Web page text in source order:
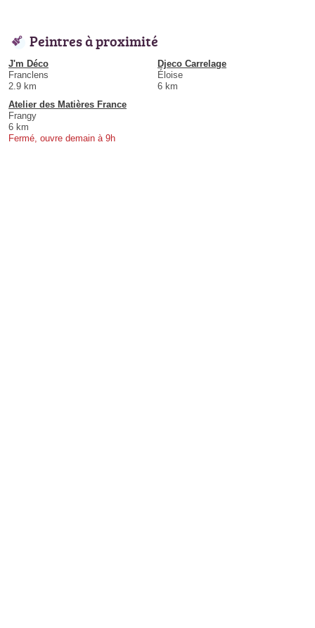
Peintres à proximité
J'm Déco
Franclens
2.9 km
Djeco Carrelage
Éloise
6 km
Atelier des Matières France
Frangy
6 km
Fermé, ouvre demain à 9h